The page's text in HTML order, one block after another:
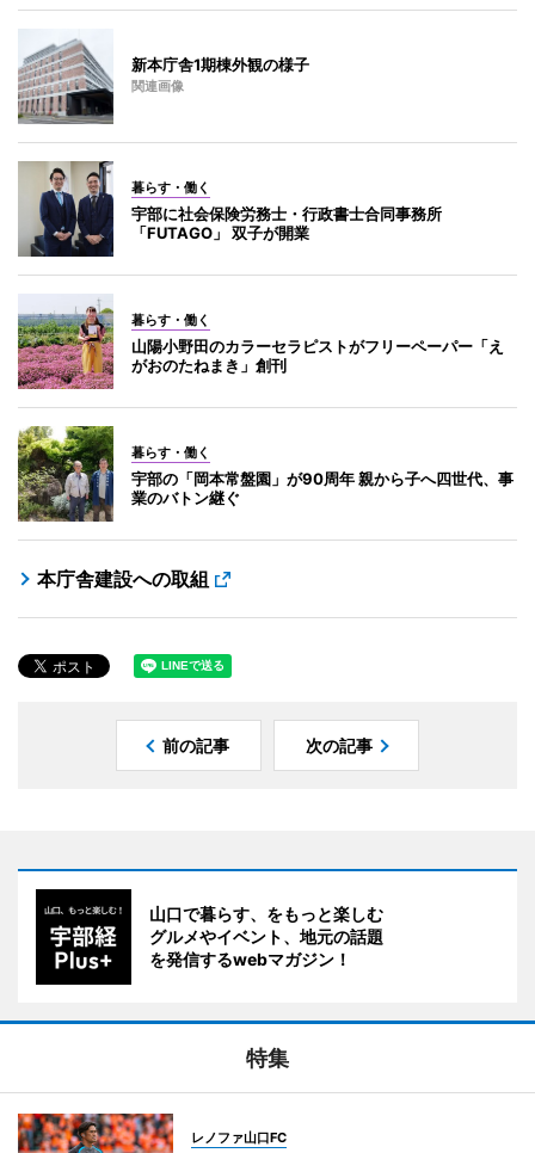
新本庁舎1期棟外観の様子
関連画像
暮らす・働く
宇部に社会保険労務士・行政書士合同事務所
「FUTAGO」 双子が開業
暮らす・働く
山陽小野田のカラーセラピストがフリーペーパー「え
がおのたねまき」創刊
暮らす・働く
宇部の「岡本常盤園」が90周年 親から子へ四世代、事
業のバトン継ぐ
本庁舎建設への取組
前の記事 次の記事
山口で暮らす、をもっと楽しむ
グルメやイベント、地元の話題
を発信するwebマガジン！
特集
レノファ山口FC